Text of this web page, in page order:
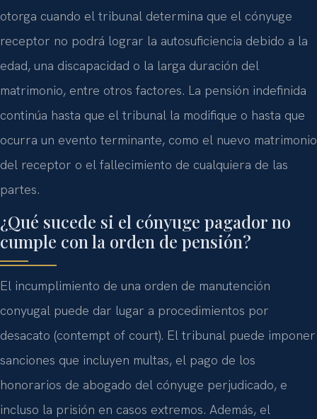
otorga cuando el tribunal determina que el cónyuge
receptor no podrá lograr la autosuficiencia debido a la
edad, una discapacidad o la larga duración del
matrimonio, entre otros factores. La pensión indefinida
continúa hasta que el tribunal la modifique o hasta que
ocurra un evento terminante, como el nuevo matrimonio
del receptor o el fallecimiento de cualquiera de las
partes.
¿Qué sucede si el cónyuge pagador no
cumple con la orden de pensión?
El incumplimiento de una orden de manutención
conyugal puede dar lugar a procedimientos por
desacato (contempt of court). El tribunal puede imponer
sanciones que incluyen multas, el pago de los
honorarios de abogado del cónyuge perjudicado, e
incluso la prisión en casos extremos. Además, el